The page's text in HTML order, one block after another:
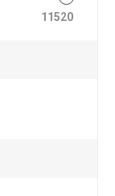
11520